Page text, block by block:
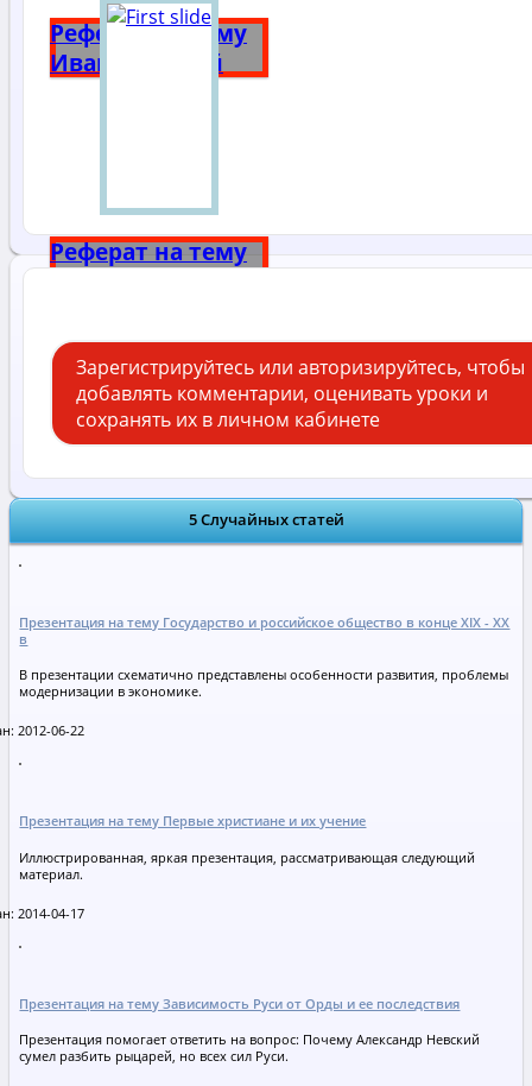
Реферат на тему
Иван Грозный
Реферат на тему
Зарегистрируйтесь или авторизируйтесь, чтобы
добавлять комментарии, оценивать уроки и
сохранять их в личном кабинете
5 Случайных статей
Презентация на тему Государство и российское общество в конце XIX - XX
в
В презентации схематично представлены особенности развития, проблемы
модернизации в экономике.
2012-06-22
Презентация на тему Первые христиане и их учение
Иллюстрированная, яркая презентация, рассматривающая следующий
материал.
2014-04-17
Презентация на тему Зависимость Руси от Орды и ее последствия
Презентация помогает ответить на вопрос: Почему Александр Невский
сумел разбить рыцарей, но всех сил Руси.